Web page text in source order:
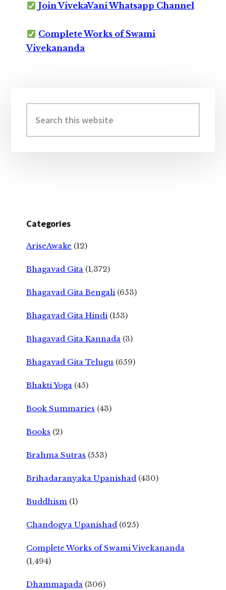
Join VivekaVani Whatsapp Channel
Complete Works of Swami
Vivekananda
Sidebar
this
website
Categories
AriseAwake (12)
Bhagavad Gita (1,372)
Bhagavad Gita Bengali (653)
Bhagavad Gita Hindi (153)
Bhagavad Gita Kannada (3)
Bhagavad Gita Telugu (659)
Bhakti Yoga (45)
Book Summaries (43)
Books (2)
Brahma Sutras (553)
Brihadaranyaka Upanishad (430)
Buddhism (1)
Chandogya Upanishad (625)
Complete Works of Swami Vivekananda
(1,494)
Dhammapada (306)